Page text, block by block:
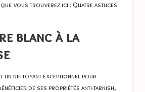
que vous trouverez ici : Quatre astuces
blanc à la
un nettoyant exceptionnel pour
de ses propriétés anti-tarnish,